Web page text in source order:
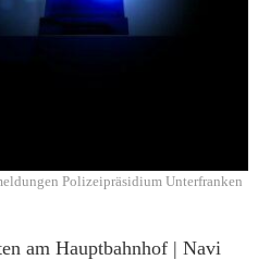
Polizeipräsidium Unterfranken
am Hauptbahnhof | Navi